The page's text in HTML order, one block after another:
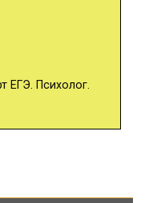
ЕГЭ. Психолог.